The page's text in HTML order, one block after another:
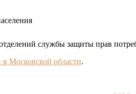
службы защиты прав
Московской области.